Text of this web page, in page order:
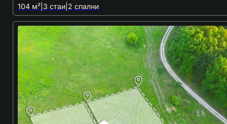
104 м²| 3 стаи| 2 спални